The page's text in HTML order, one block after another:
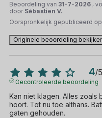
Beoordeling van 31-7-2026 ,
door Sébastien V.
Oorspronkelijk gepubliceerd
Originele beoordeling
4/5
Gecontroleerde beoordeling
Kan niet klagen. Alles zoals
hoort. Tot nu toe althans.
gaten gehouden.